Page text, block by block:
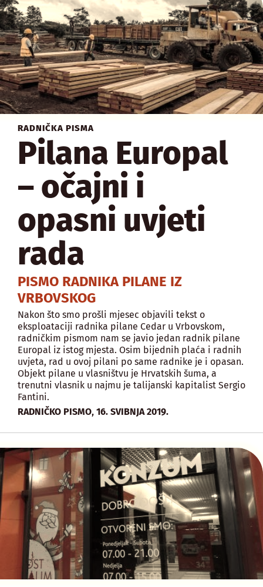
RADNIČKA PISMA
Pilana Europal
– očajni i
opasni uvjeti
rada
PISMO RADNIKA PILANE IZ
VRBOVSKOG
Nakon što smo prošli mjesec objavili tekst o
eksploataciji radnika pilane Cedar u Vrbovskom,
radničkim pismom nam se javio jedan radnik pilane
Europal iz istog mjesta. Osim bijednih plaća i radnih
uvjeta, rad u ovoj pilani po same radnike je i opasan.
Objekt pilane u vlasništvu je Hrvatskih šuma, a
trenutni vlasnik u najmu je talijanski kapitalist Sergio
Fantini.
RADNIČKO PISMO, 16. SVIBNJA 2019.